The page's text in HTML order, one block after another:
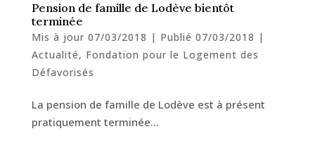
Pension de famille de Lodève bientôt
terminée
Mis à jour 07/03/2018 | Publié 07/03/2018 |
Actualité, Fondation pour le Logement des
Défavorisés
La pension de famille de Lodève est à présent
pratiquement terminée…